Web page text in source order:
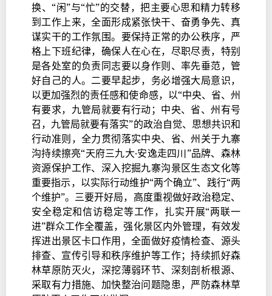
换、“闲”与“忙”的交替，把主要心思和精力转移
到工作上来，全面形成紧张快干、奋勇争先、真
谋实干的工作氛围。要保持正常的办公秩序，严
格上下班纪律，确保人在心在，尽职尽责，特别
是各处室的负责同志要以身作则、率先垂范，管
好自己的人。二要早起步，务必增强大局意识，
以更加强烈的责任感和使命感，以“中央、省、州
有要求，九管局就要有行动；中央、省、州有号
召，九管局就要有落实”的政治自觉、思想共识和
行动准则，全力贯彻落实中央、省、州关于九寨
沟持续擦亮“天府三九大·安逸走四川”品牌、森林
资源保护工作、深入挖掘九寨沟景区生态文化等
重要指示，以实际行动维护“两个确立”、践行“两
个维护”。三要开好局，高度重视做好政治稳定、
安全稳定和信访稳定等工作，扎实开展“两联一
进”群众工作全覆盖，强化景区内外管理，有效发
挥进出景区卡口作用，全面做好疫情检查、源头
排查、宣传引导和秩序维护等工作；持续抓好森
林草原防灭火，深挖薄弱环节、深刻剖析根源、
采取有力措施、加快整治问题隐患，严防森林草